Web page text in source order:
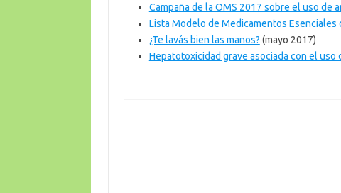
Campaña de la OMS 2017 sobre el uso de
Lista Modelo de Medicamentos Esenciales
¿Te lavás bien las manos? (mayo 2017)
Hepatotoxicidad grave asociada con el uso